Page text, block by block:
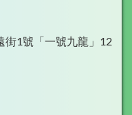
街1號「一號九龍」12